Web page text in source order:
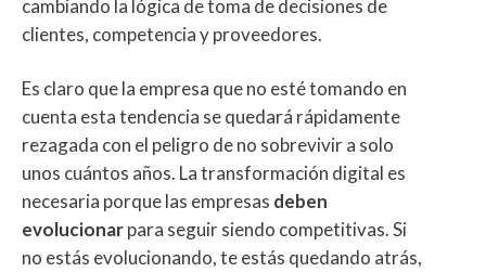
cambiando la lógica de toma de decisiones de
clientes, competencia y proveedores.
Es claro que la empresa que no esté tomando en
cuenta esta tendencia se quedará rápidamente
rezagada con el peligro de no sobrevivir a solo
unos cuántos años. La transformación digital es
necesaria porque las empresas deben
evolucionarpara seguir siendo competitivas. Si
no estás evolucionando, te estás quedando atrás,